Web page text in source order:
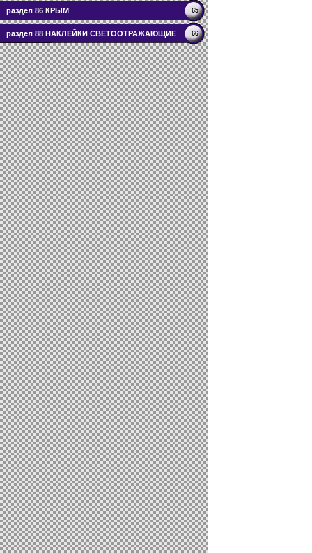
раздел 86 КРЫМ 65
раздел 88 НАКЛЕЙКИ СВЕТООТРАЖАЮЩИЕ 66